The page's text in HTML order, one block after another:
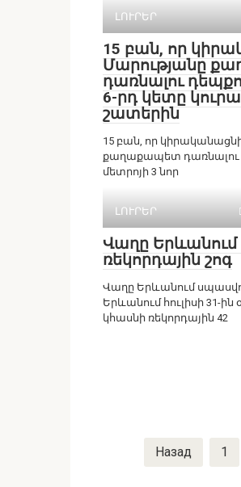
ԼՈՒՐԵՐ
15 բան, որ
Մարությանը
դառնալու
6-րդ կետը
շատերին
15 բան, որ
քաղաքապետ դառնալու
մետրոյի 3 նոր
ԼՈՒՐԵՐ
Վաղը Երևանում
ռեկորդային շոգ
Վաղը Երևանում
Երևանում հուլիսի 31-
կհասնի ռեկորդային 42
Пагинация
записей
Назад 1